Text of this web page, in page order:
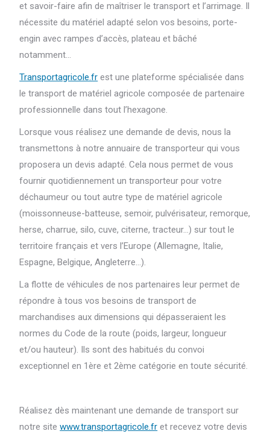
et savoir-faire afin de maîtriser le transport et l’arrimage. Il
nécessite du matériel adapté selon vos besoins, porte-
engin avec rampes d’accès, plateau et bâché
notamment…
Transportagricole.fr est une plateforme spécialisée dans
le transport de matériel agricole composée de partenaire
professionnelle dans tout l’hexagone.
Lorsque vous réalisez une demande de devis, nous la
transmettons à notre annuaire de transporteur qui vous
proposera un devis adapté. Cela nous permet de vous
fournir quotidiennement un transporteur pour votre
déchaumeur ou tout autre type de matériel agricole
(moissonneuse-batteuse, semoir, pulvérisateur, remorque,
herse, charrue, silo, cuve, citerne, tracteur…) sur tout le
territoire français et vers l’Europe (Allemagne, Italie,
Espagne, Belgique, Angleterre…).
La flotte de véhicules de nos partenaires leur permet de
répondre à tous vos besoins de transport de
marchandises aux dimensions qui dépasseraient les
normes du Code de la route (poids, largeur, longueur
et/ou hauteur). Ils sont des habitués du convoi
exceptionnel en 1ère et 2ème catégorie en toute sécurité.
Réalisez dès maintenant une demande de transport sur
notre sitewww.transportagricole.fr et recevez votre devis